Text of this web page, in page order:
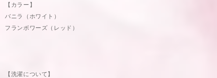
【カラー】
バニラ（ホワイト）
フランボワーズ（レッド）
【洗濯について】